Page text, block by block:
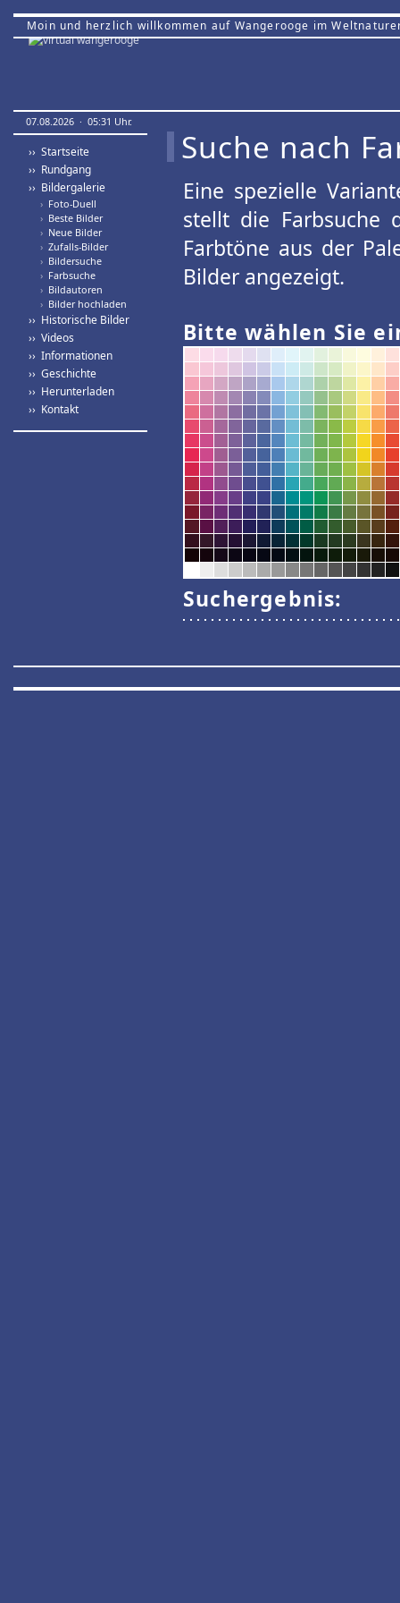
Moin und herzlich willkommen auf Wangerooge im
07.08.2026 · 05:31 Uhr.
›› Startseite
›› Rundgang
›› Bildergalerie
› Foto-Duell
› Beste Bilder
› Neue Bilder
› Zufalls-Bilder
› Bildersuche
› Farbsuche
› Bildautoren
› Bilder hochladen
›› Historische Bilder
›› Videos
›› Informationen
›› Geschichte
›› Herunterladen
›› Kontakt
Suche nach
Eine spezielle
stellt die Farbsuche
Farbtöne aus der
Bilder angezeigt.
Bitte wählen Sie
Suchergebnis: